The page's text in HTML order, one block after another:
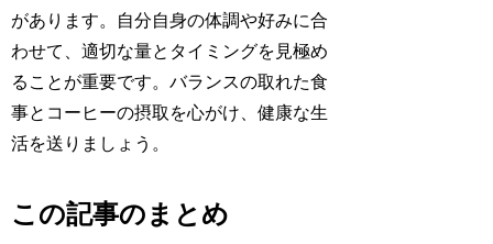
があります。自分自身の体調や好みに合
わせて、適切な量とタイミングを見極め
ることが重要です。バランスの取れた食
事とコーヒーの摂取を心がけ、健康な生
活を送りましょう。
この記事のまとめ